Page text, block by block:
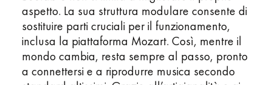
aspetto. La sua struttura modulare consente di
sostituire parti cruciali per il funzionamento,
inclusa la piattaforma Mozart. Così, mentre il
mondo cambia, resta sempre al passo, pronto
a connettersi e a riprodurre musica secondo